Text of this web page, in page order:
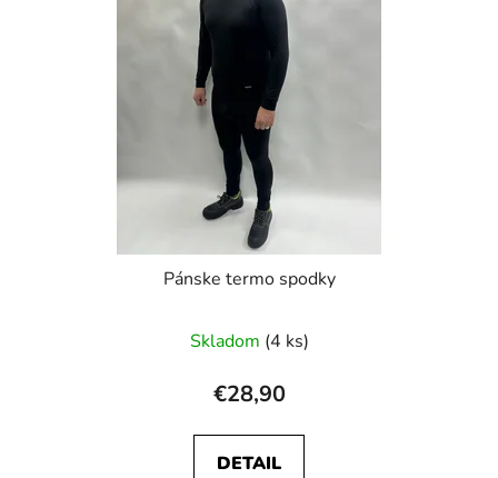
Pánske termo spodky
Skladom (4 ks)
€28,90
DETAIL